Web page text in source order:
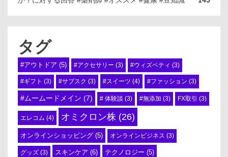
タグ
#アウトドア (5) #アクセサリー (3) #ウィズペティ (3)
#ギフト (3) #サブスク (3) #スイーツ (4) #ファッション (3)
#ムームードメイン (7) # 体験談 (3) #無添加 (3) FX取引 (3)
エレコム (4) オミクロン株 (26)
オンラインショッピング (5) オンラインビジネス (3)
グッズ (3) スキンケア (6) テクノロジー (5)